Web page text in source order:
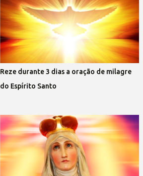
Reze durante 3 dias a oração de milagre
do Espírito Santo